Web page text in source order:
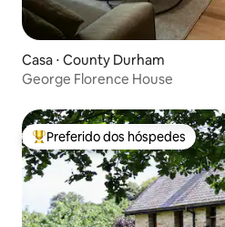
Casa ⋅ County Durham
George Florence House
Entre os melhores preferidos
Preferido dos hóspedes